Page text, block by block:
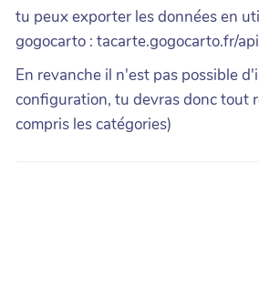
tu peux exporter les données en
gogocarto : tacarte.gogocarto.fr/api
En revanche il n'est pas possible
configuration, tu devras donc tout
compris les catégories)